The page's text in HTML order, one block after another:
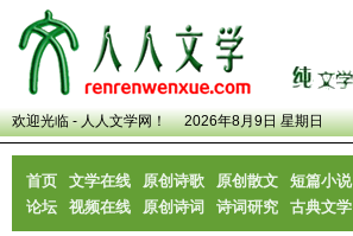
欢迎光临 - 人人文学网！ 2026年8月9日 星期日
首页 文学在线 原创诗歌 原创散文 短篇小说
论坛
视频在线 原创诗词 诗词研究 古典文学